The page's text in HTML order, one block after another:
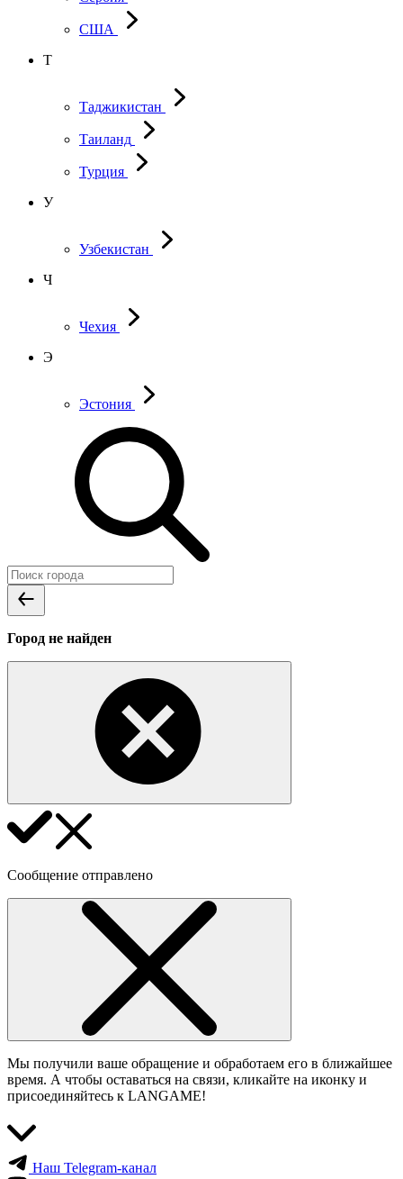
США
Т
Таджикистан
Таиланд
Турция
У
Узбекистан
Ч
Чехия
Э
Эстония
Город не найден
Сообщение отправлено
Мы получили ваше обращение и обработаем его в ближайшее
время. А чтобы оставаться на связи, кликайте на иконку и
присоединяйтесь к LANGAME!
Наш Telegram-канал